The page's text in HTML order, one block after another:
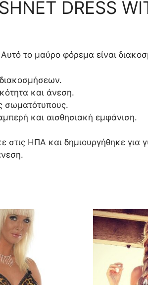
DRESS
το μαύρο φόρεμα είναι
και άνεση.
σωματότυπους.
και αισθησιακή εμφάνιση.
ΗΠΑ και δημιουργήθηκε για